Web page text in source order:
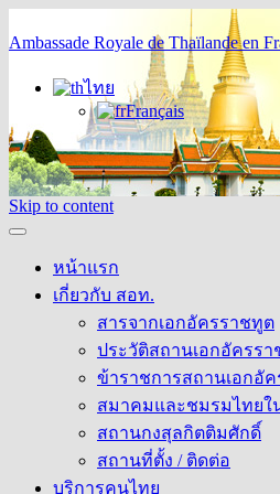
Ambassade Royale de Thaïlande en
ไทย
Français
Skip to content
หน้าแรก
เกี่ยวกับ สอท.
สารจากเอกอัครราชทูต
ประวัติสถานเอกอัครร
ข้าราชการสถานเอกอั
สมาคมและชมรมไทยใ
สถานกงสุลกิตติมศักดิ์
สถานที่ตั้ง / ติดต่อ
บริการคนไทย